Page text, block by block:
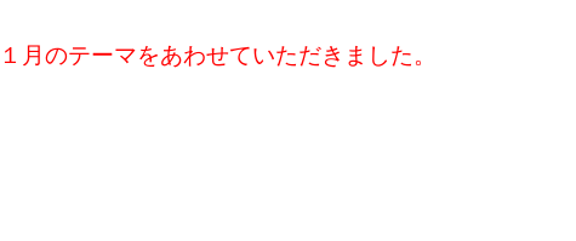
月のテーマをあわせていただきました。